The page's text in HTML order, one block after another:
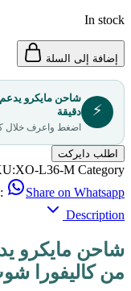
In stock
إضافة إلى السلة
⚡
دقيقة
اضغط واعرف خلال
اطلب دايركت
XO-L36-M Category:
Share on Whatsapp
Description
من كاليفورا